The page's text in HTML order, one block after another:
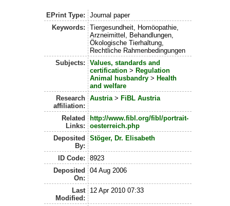
EPrint Type:
Journal paper
Keywords:
Tiergesundheit, Homöopathie,
Arzneimittel, Behandlungen,
Ökologische Tierhaltung,
Rechtliche Rahmenbedingungen
Subjects:
Values, standards and
certification > Regulation
Animal husbandry > Health
and welfare
Research
affiliation:
Austria> FiBL Austria
Related
Links:
http://www.fibl.org/fibl/portrait-
oesterreich.php
Deposited
By:
Stöger, Dr. Elisabeth
ID Code:
8923
Deposited
On:
04 Aug 2006
Last
Modified:
12 Apr 2010 07:33